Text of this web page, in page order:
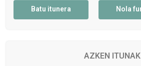
Batu itunera Nola
AZKEN ITUNAK